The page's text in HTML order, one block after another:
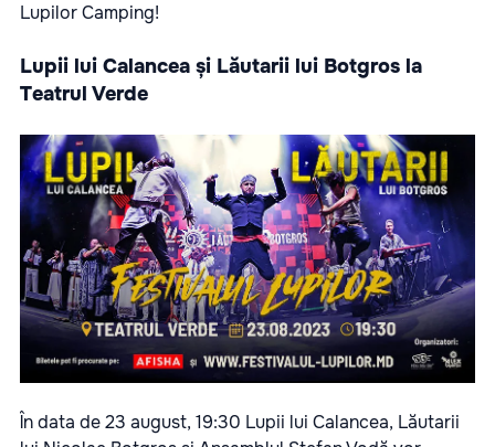
Lupilor Camping!
Lupii lui Calancea și Lăutarii lui Botgros la
Teatrul Verde
În data de 23 august, 19:30 Lupii lui Calancea, Lăutarii